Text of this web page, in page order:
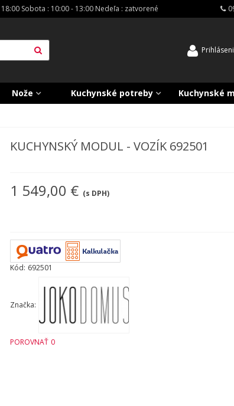
Sobota : 10:00 - 13:00 Nedeľa : zatvorené
Nože Kuchynské potreby Kuchynské
KUCHYNSKÝ MODUL - VOZÍK 692501
1 549,00 € (s DPH)
Kód: 692501
Značka:
POROVNAŤ 0